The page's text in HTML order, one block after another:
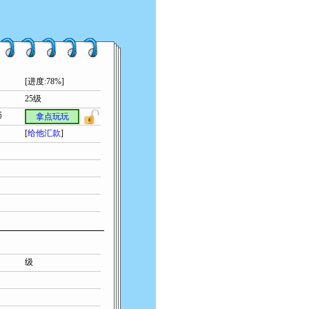
[进度:78%]
25级
拿点玩玩
[给他汇款]
级